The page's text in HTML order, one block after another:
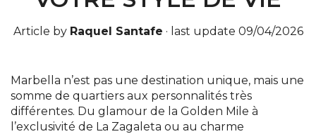
Article by Raquel Santafe · last update 09/04/2026
Marbella n’est pas une destination unique, mais une
somme de quartiers aux personnalités très
différentes. Du glamour de la Golden Mile à
l’exclusivité de La Zagaleta ou au charme